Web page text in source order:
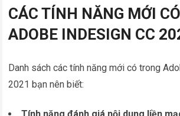
CÁC TÍNH NĂNG MỚI
ADOBE INDESIGN CC
Danh sách các tính năng mới có trong
2021 bạn nên biết:
Tính năng đánh giá nội dung liền